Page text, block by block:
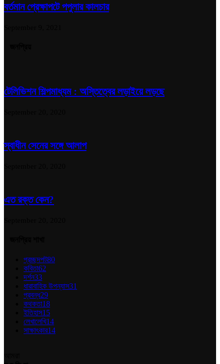
বর্তমান প্রেক্ষাপটে পপুলার কালচার
টেলিভিশন শিল্পমাধ্যম : অস্তিত্বের লড়াইয়ে লড়ছে
স্বাধীন সেনের সঙ্গে আলাপ
এত রক্ত কেন?
প্রচ্ছদপট80
কবিতা62
দর্শন33
ধারাবাহিক উপন্যাস31
প্রবন্ধ29
কথকতা18
ইতিহাস15
লেখালেখি14
সাক্ষাৎকার14